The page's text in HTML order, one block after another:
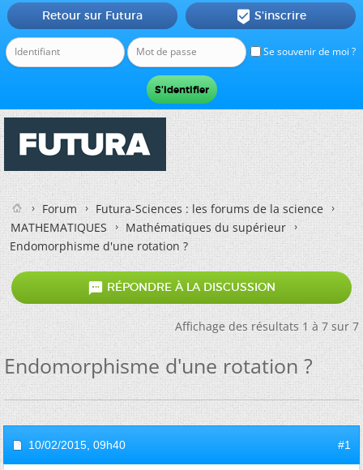
Se souvenir de moi ?
Retour sur Futura  S'inscrire
Forum
Futura-Sciences : les forums de la science
MATHEMATIQUES
Mathématiques du supérieur
Endomorphisme d'une rotation ?
 RÉPONDRE À LA DISCUSSION
Affichage des résultats 1 à 7 sur 7
Endomorphisme d'une rotation ?
10/02/2015, 09h40 #1